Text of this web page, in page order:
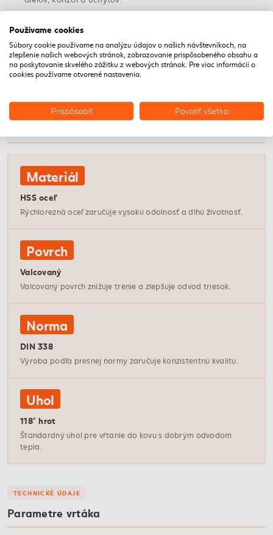
Profesionálne použitie
Vhodný pre remeselníkov a priemyselné dielne, kde sa
vyžaduje presné a spoľahlivé vŕtanie.
VLASTNOSTI
Materiál
HSS oceľ
Rýchlorezná oceľ zaručuje vysokú odolnosť a dlhú životnosť.
Povrch
Valcovaný
Valcovaný povrch znižuje trenie a zlepšuje odvod triesok.
Norma
DIN 338
Výroba podľa presnej normy zaručuje konzistentnú kvalitu.
Uhol
118° hrot
Štandardný uhol pre vŕtanie do kovu s dobrým odvodom
tepla.
TECHNICKÉ ÚDAJE
Parametre vrtáka
Používame cookies
Súbory cookie používame na analýzu údajov o našich návštevníkoch, na
zlepšenie našich webových stránok, zobrazovanie prispôsobeného obsahu a
na poskytovanie skvelého zážitku z webových stránok. Pre viac informácií o
cookies používame otvorené nastavenia.
Prispôsobiť Povoliť všetko